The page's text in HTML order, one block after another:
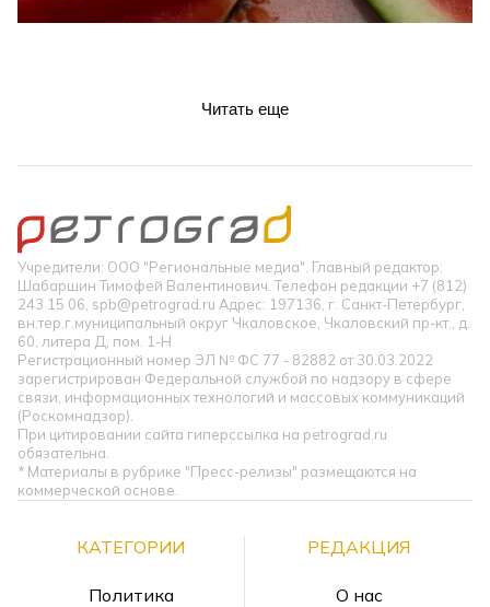
Читать еще
Учредители: ООО "Региональные медиа". Главный редактор:
Шабаршин Тимофей Валентинович. Телефон редакции +7 (812)
243 15 06, spb@petrograd.ru Адрес: 197136, г. Санкт-Петербург,
вн.тер.г.муниципальный округ Чкаловское, Чкаловский пр-кт., д.
60, литера Д, пом. 1-Н
Регистрационный номер ЭЛ № ФС 77 - 82882 от 30.03.2022
зарегистрирован Федеральной службой по надзору в сфере
связи, информационных технологий и массовых коммуникаций
(Роскомнадзор).
При цитировании сайта гиперссылка на petrograd.ru
обязательна.
* Материалы в рубрике "Пресс-релизы" размещаются на
коммерческой основе.
КАТЕГОРИИ
Политика
РЕДАКЦИЯ
О нас